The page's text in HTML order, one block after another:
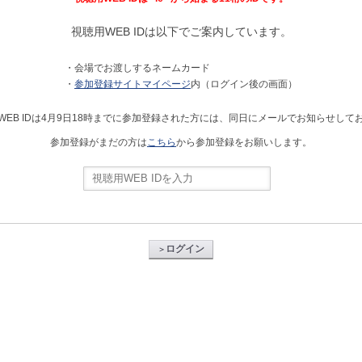
視聴用WEB IDは以下でご案内しています。
・会場でお渡しするネームカード
・ 参加登録サイトマイページ内（ログイン後の画面）
IDは4月9日18時までに参加登録された方には、同日にメールでお知らせしてお
参加登録がまだの方は こちらから参加登録をお願いします。
＞ ログイン